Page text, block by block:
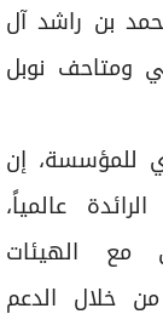
بن راشد آل
ومتاحف نوبل
للمؤسسة، إن
عالمياً،
مع الهيئات
خلال الدعم